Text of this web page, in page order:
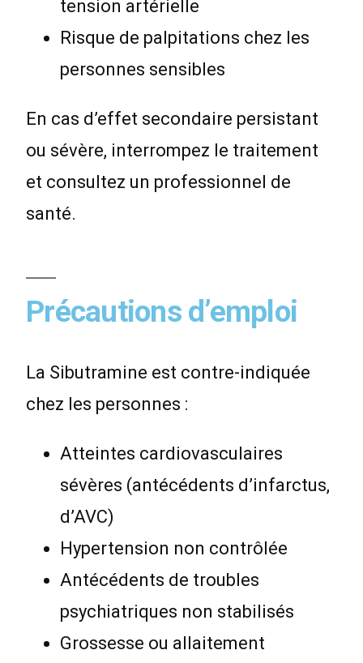
tension artérielle
Risque de palpitations chez les
personnes sensibles
En cas d’effet secondaire persistant
ou sévère, interrompez le traitement
et consultez un professionnel de
santé.
Précautions d’emploi
La Sibutramine est contre-indiquée
chez les personnes :
Atteintes cardiovasculaires
sévères (antécédents d’infarctus,
d’AVC)
Hypertension non contrôlée
Antécédents de troubles
psychiatriques non stabilisés
Grossesse ou allaitement